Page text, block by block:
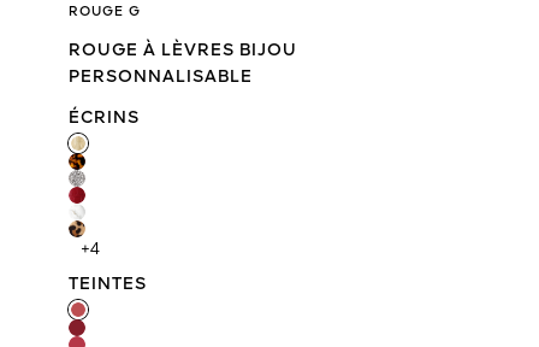
ROUGE G
ROUGE À LÈVRES BIJOU
PERSONNALISABLE
ÉCRINS
+4
TEINTES